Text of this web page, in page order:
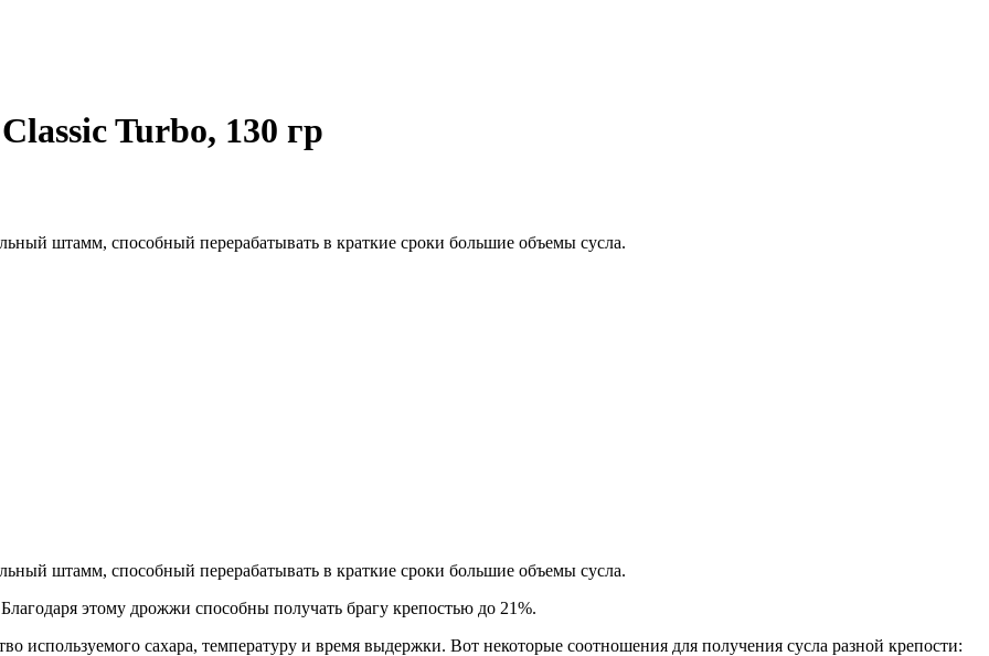
Turbo, 130 гр
штамм, способный перерабатывать в краткие сроки большие объемы сусла.
штамм, способный перерабатывать в краткие сроки большие объемы сусла.
этому дрожжи способны получать брагу крепостью до 21%.
используемого сахара, температуру и время выдержки. Вот некоторые соотношения для получения сусла разной крепости: